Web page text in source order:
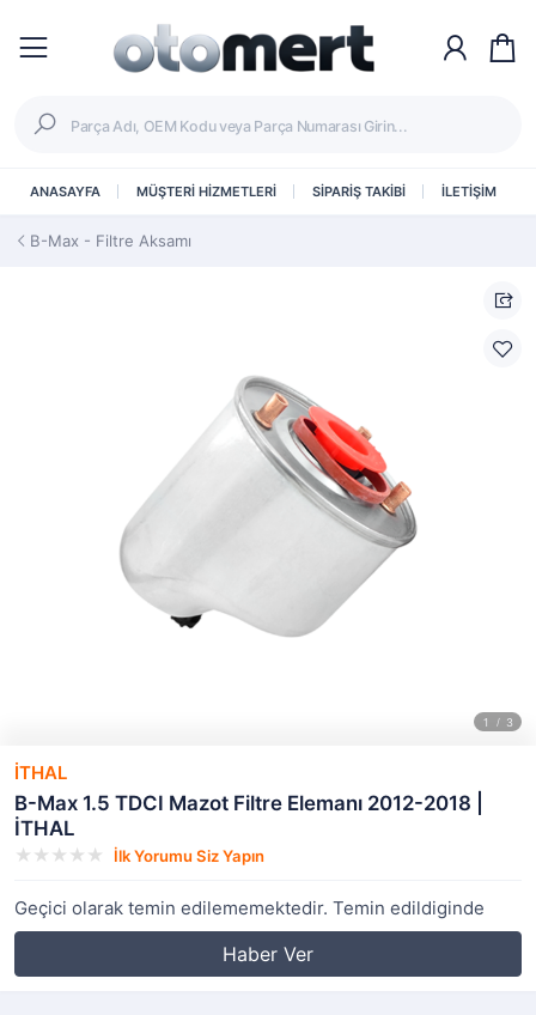
ANASAYFA MÜŞTERİ HİZMETLERİ SİPARİŞ TAKİBİ İLETİŞİM
B-Max - Filtre Aksamı
İTHAL
B-Max 1.5 TDCI Mazot Filtre Elemanı 2012-2018 |
İTHAL
İlk Yorumu Siz Yapın
Geçici olarak temin edilememektedir. Temin edildiginde
Haber Ver